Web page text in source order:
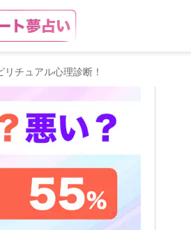
チュアル心理診断！